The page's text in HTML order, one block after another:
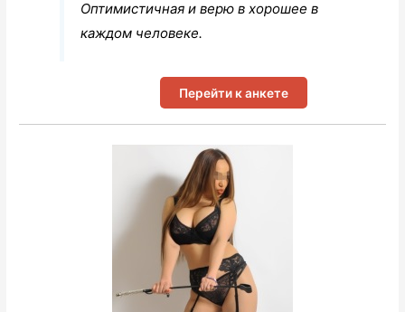
Оптимистичная и верю в хорошее в
каждом человеке.
Перейти к анкете